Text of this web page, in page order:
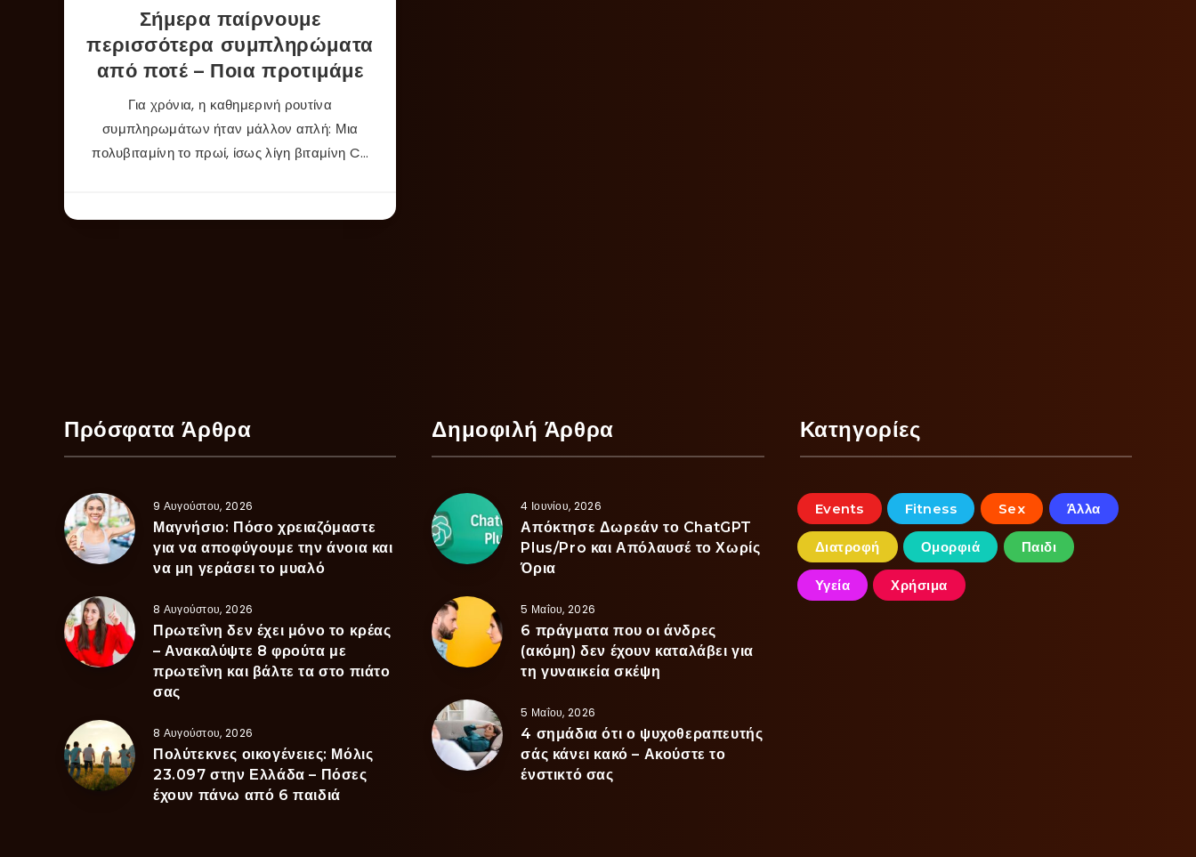
Σήμερα παίρνουμε
περισσότερα συμπληρώματα
από ποτέ – Ποια προτιμάμε
Για χρόνια, η καθημερινή ρουτίνα
συμπληρωμάτων ήταν μάλλον απλή: Μια
πολυβιταμίνη το πρωί, ίσως λίγη βιταμίνη C…
Πρόσφατα Άρθρα
9 Αυγούστου, 2026
Μαγνήσιο: Πόσο χρειαζόμαστε
για να αποφύγουμε την άνοια και
να μη γεράσει το μυαλό
8 Αυγούστου, 2026
Πρωτεΐνη δεν έχει μόνο το κρέας
– Ανακαλύψτε 8 φρούτα με
πρωτεΐνη και βάλτε τα στο πιάτο
σας
8 Αυγούστου, 2026
Πολύτεκνες οικογένειες: Μόλις
23.097 στην Ελλάδα – Πόσες
έχουν πάνω από 6 παιδιά
Δημοφιλή Άρθρα
4 Ιουνίου, 2026
Απόκτησε Δωρεάν το ChatGPT
Plus/Pro και Απόλαυσέ το Χωρίς
Όρια
5 Μαΐου, 2026
6 πράγματα που οι άνδρες
(ακόμη) δεν έχουν καταλάβει για
τη γυναικεία σκέψη
5 Μαΐου, 2026
4 σημάδια ότι ο ψυχοθεραπευτής
σάς κάνει κακό – Ακούστε το
ένστικτό σας
Κατηγορίες
Events Fitness Sex Άλλα
Διατροφή Ομορφιά Παιδι
Υγεία Χρήσιμα